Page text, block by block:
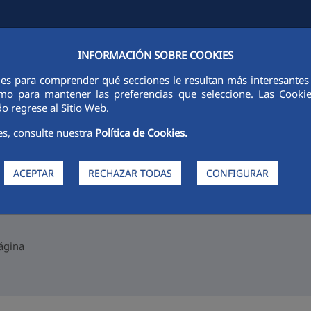
INFORMACIÓN SOBRE COOKIES
para comprender qué secciones le resultan más
para mantener las preferencias que seleccione. Las
regrese al Sitio Web.
consulte nuestra Política de Cookies.
ACEPTAR RECHAZAR TODAS CONFIGURAR
FCCCO EN EL MUNDO SOSTENIBILIDAD ÉTICA E INTEGRIDAD
>Boletines 2016